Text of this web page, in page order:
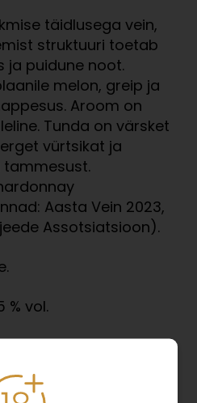
täidlusega vein,
struktuuri toetab
ja puidune noot.
melon, greip ja
Aroom on
Tunda on värsket
vürtsikat ja
Aasta Vein 2023,
Assotsiatsioon).
% vol.